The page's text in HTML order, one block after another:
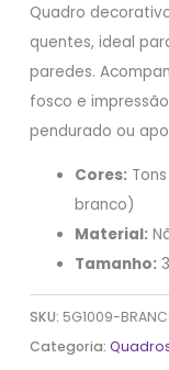
Quadro
quentes, ideal
paredes.
fosco e
pendurado ou
Cores:
branco)
Material:
Tamanho:
SKU: 5G1009-
Categoria: